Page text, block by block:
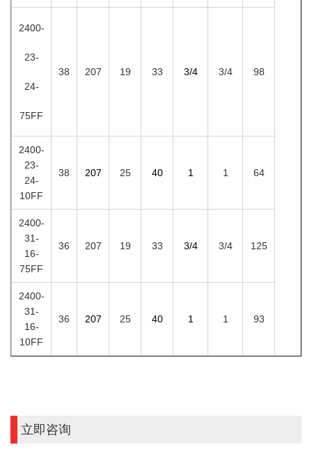
2400-
23-
24-
75FF
38 207 19 33 3/4 3/4 98
2400-
23-
24-
10FF
38 207 25 40 1 1 64
2400-
31-
16-
75FF
36 207 19 33 3/4 3/4 125
2400-
31-
16-
10FF
36 207 25 40 1 1 93
立即咨询